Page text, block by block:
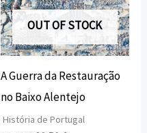
OUT OF STOCK
A Guerra da Restauração
no Baixo Alentejo
História de Portugal